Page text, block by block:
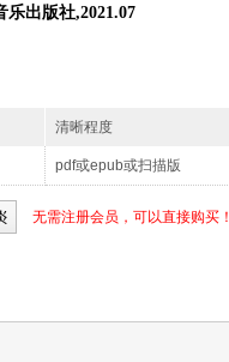
出版社,2021.07
清晰程度
pdf或epub或扫描版
无需注册会员，可以直接购买！